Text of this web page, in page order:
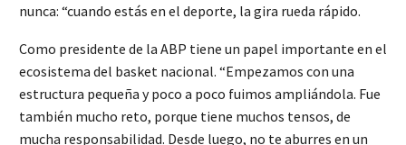
nunca: “cuando estás en el deporte, la gira rueda rápido.
Como presidente de la ABP tiene un papel importante en el
ecosistema del basket nacional. “Empezamos con una
estructura pequeña y poco a poco fuimos ampliándola. Fue
también mucho reto, porque tiene muchos tensos, de
mucha responsabilidad. Desde luego, no te aburres en un